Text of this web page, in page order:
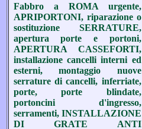
Fabbro a ROMA urgente,
APRIPORTONI, riparazione o
sostituzione SERRATURE,
apertura porte e portoni,
APERTURA CASSEFORTI,
installazione cancelli interni ed
esterni, montaggio nuove
serrature di cancelli, inferriate,
porte, porte blindate,
portoncini d'ingresso,
serramenti, INSTALLAZIONE
DI GRATE ANTI